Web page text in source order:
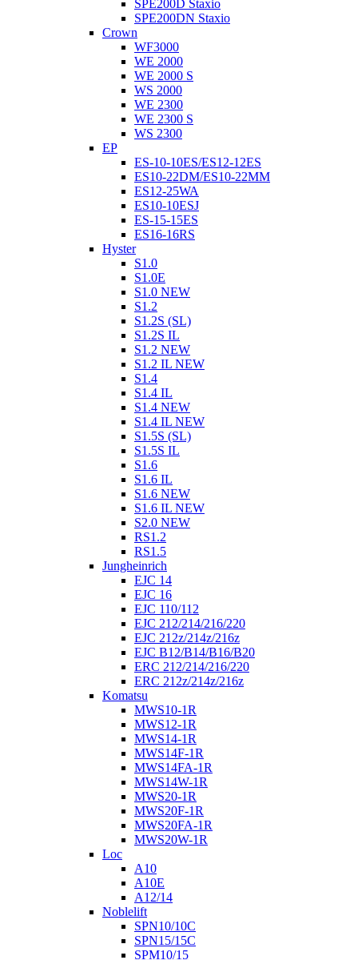
SPE200D Staxio
SPE200DN Staxio
Crown
WF3000
WE 2000
WE 2000 S
WS 2000
WE 2300
WE 2300 S
WS 2300
EP
ES-10-10ES/ES12-12ES
ES10-22DM/ES10-22MM
ES12-25WA
ES10-10ESJ
ES-15-15ES
ES16-16RS
Hyster
S1.0
S1.0E
S1.0 NEW
S1.2
S1.2S (SL)
S1.2S IL
S1.2 NEW
S1.2 IL NEW
S1.4
S1.4 IL
S1.4 NEW
S1.4 IL NEW
S1.5S (SL)
S1.5S IL
S1.6
S1.6 IL
S1.6 NEW
S1.6 IL NEW
S2.0 NEW
RS1.2
RS1.5
Jungheinrich
EJC 14
EJC 16
EJC 110/112
EJC 212/214/216/220
EJC 212z/214z/216z
EJC B12/B14/B16/B20
ERC 212/214/216/220
ERC 212z/214z/216z
Komatsu
MWS10-1R
MWS12-1R
MWS14-1R
MWS14F-1R
MWS14FA-1R
MWS14W-1R
MWS20-1R
MWS20F-1R
MWS20FA-1R
MWS20W-1R
Loc
A10
A10E
A12/14
Noblelift
SPN10/10C
SPN15/15C
SPM10/15